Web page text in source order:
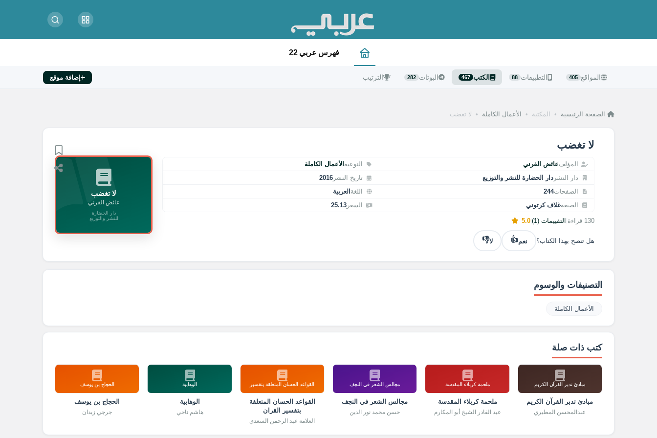
فهرس عربي 22
المواقع 405 التطبيقات 88 الكتب 467 البوتات 282 الترتيب إضافة موقع
الصفحة الرئيسية • المكتبة • الأعمال الكاملة • لا تغضب
لا تغضب
المؤلفعائض القرني النوعية الأعمال الكاملة
دار النشر دار الحضارة للنشر والتوزيع تاريخ النشر 2016
الصفحات244 اللغة العربية
الصيغةغلاف كرتوني السعر 25.13
130 قراءة التقييمات (1) 5.0
هل تنصح بهذا الكتاب؟ نعم👍 لا👎
لا تغضب
عائض القرني
دار الحضارة
للنشر والتوزيع
التصنيفات والوسوم
الأعمال الكاملة
كتب ذات صلة
مبادئ تدبر القرآن الكريم
مبادئ تدبر القرآن الكريم
عبدالمحسن المطيري
ملحمة كربلاء المقدسة
ملحمة كربلاء المقدسة
عبد القادر الشيخ أبو المكارم
مجالس الشعر في النجف
مجالس الشعر في النجف
حسن محمد نور الدين
القواعد الحسان المتعلقة بتفسير
القواعد الحسان المتعلقة
بتفسير القران
العلامة عبد الرحمن السعدي
الوهابية
الوهابية
هاشم ناجي
الحجاج بن يوسف
الحجاج بن يوسف
جرجي زيدان